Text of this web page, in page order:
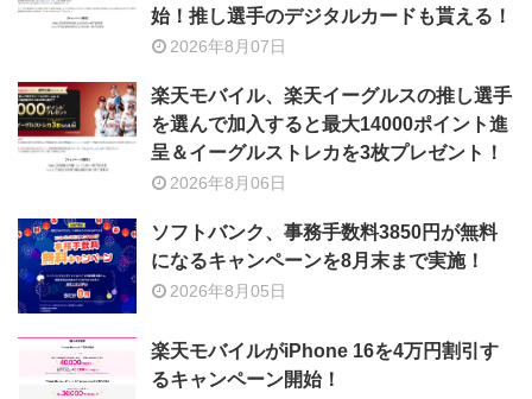
始！推し選手のデジタルカードも貰える！
2026年8月07日
楽天モバイル、楽天イーグルスの推し選手
を選んで加入すると最大14000ポイント進
呈＆イーグルストレカを3枚プレゼント！
2026年8月06日
ソフトバンク、事務手数料3850円が無料
になるキャンペーンを8月末まで実施！
2026年8月05日
楽天モバイルがiPhone 16を4万円割引す
るキャンペーン開始！